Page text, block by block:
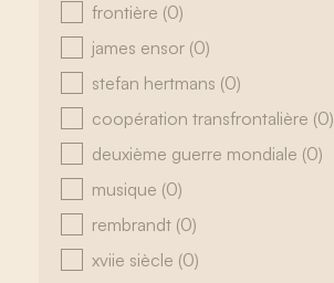
frontière (0)
james ensor (0)
stefan hertmans (0)
coopération transfrontalière (0)
deuxième guerre mondiale (0)
musique (0)
rembrandt (0)
xviie siècle (0)